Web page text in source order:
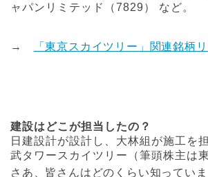
ャパンリミテッド（7829） など。
→ 「東京スカイツリー」関連銘柄リ
建設はどこが担当したの？
日建設計が設計し、大林組が施工を
武タワースカイツリー（筆頭株主は
さあ、皆さんはどのくらい知ってい